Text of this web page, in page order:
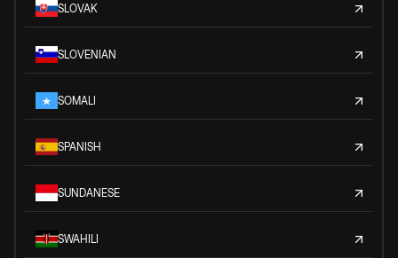
SLOVAK
SLOVENIAN
SOMALI
SPANISH
SUNDANESE
SWAHILI